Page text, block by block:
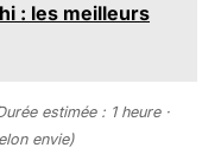
: les meilleurs
estimée : 1 heure ·
envie)